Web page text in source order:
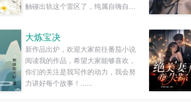
触碰出轨这个雷区了，纯属自嗨自爽
大炼宝决
新作品出炉，欢迎大家前往番茄小说
阅读我的作品，希望大家能够喜欢，
你们的关注是我写作的动力，我会努
力讲好每个故事！......